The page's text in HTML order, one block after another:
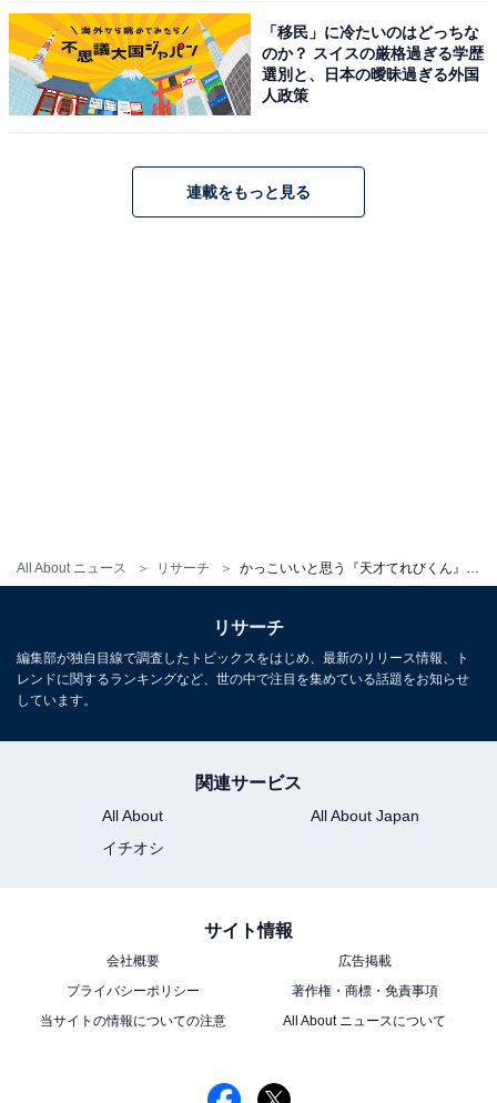
All About ニュース リサーチ
系）で大ブレーク。年齢を重ねて渋さを増し、現在では
演技派俳優としてさまざまな作品に出演しています。
2024年5月には主演映画『告白 コンフェッション』が公
開され、さらに7月からは、2024年劇団☆新感線44周年
める予定です。
※回答者のコメントは原文ママです
長年にわたってテレビ局でバラエティ番組、情報番組な
どを制作。その後、フリーランスの編集・ライターに転
身。芸能情報に精通し、週刊誌、ネットニュースでテレ
ビや芸能人に関するコラムなどを執筆。編集プロダクシ
「移民」に冷たいのはどっちな
のか？ スイスの厳格過ぎる学歴
選別と、日本の曖昧過ぎる外国
人政策
連載をもっと見る
リサーチ
編集部が独自目線で調査したトピックスをはじめ、最新のリリース情報、ト
レンドに関するランキングなど、世の中で注目を集めている話題をお知らせ
しています。
関連サービス
All About
All About Japan
イチオシ
サイト情報
会社概要
広告掲載
プライバシーポリシー
著作権・商標・免責事項
当サイトの情報についての注意
All About ニュースについて